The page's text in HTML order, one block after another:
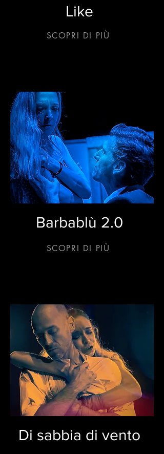
Like
SCOPRI DI PIÙ
Barbablù 2.0
SCOPRI DI PIÙ
Di sabbia di vento